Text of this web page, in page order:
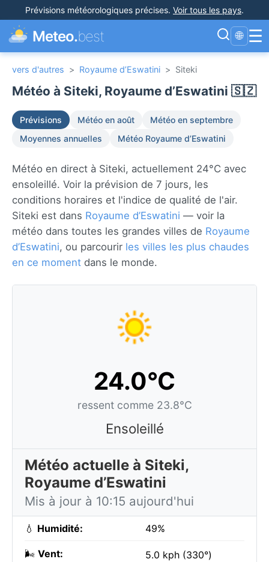
Prévisions météorologiques précises. Voir tous les pays.
Meteo.best 🌐 ☰
vers d'autres > Royaume d’Eswatini > Siteki
Météo à Siteki, Royaume d’Eswatini 🇸🇿
Prévisions Météo en août
Météo en septembre
Moyennes annuelles
Météo Royaume d’Eswatini
Météo en direct à Siteki, actuellement 24°C avec
ensoleillé. Voir la prévision de 7 jours, les
conditions horaires et l'indice de qualité de l'air.
Siteki est dans Royaume d’Eswatini — voir la
météo dans toutes les grandes villes de Royaume
d’Eswatini, ou parcourir les villes les plus chaudes
en ce moment dans le monde.
24.0°C
ressent comme 23.8°C
Ensoleillé
Météo actuelle à Siteki,
Royaume d’Eswatini
Mis à jour à 10:15 aujourd'hui
💧 Humidité: 49%
🌬️ Vent: 5.0 kph (330°)